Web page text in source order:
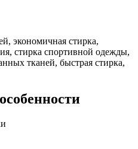
экономичная стирка,
стирка спортивной одежды,
тканей, быстрая стирка,